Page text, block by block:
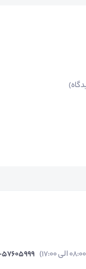
57605999